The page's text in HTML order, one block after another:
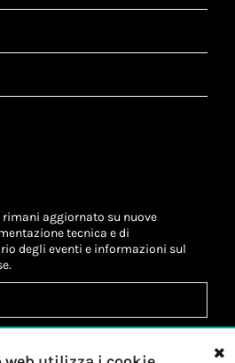
aggiornato su nuove
tecnica e di
degli eventi e informazioni sul
altrattamento dei miei dati